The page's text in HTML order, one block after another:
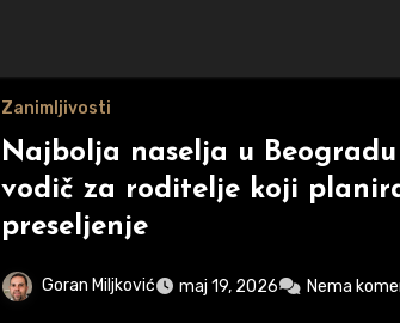
Zanimljivosti
Najbolja naselja u Beogradu
vodič za roditelje koji
preseljenje
Goran Miljković maj 19, 2026 Nema